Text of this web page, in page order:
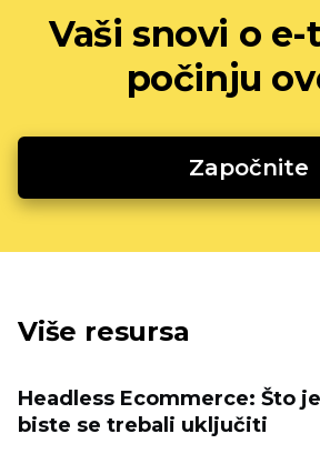
Vaši snovi o
počinju
Započnite
Više resursa
Headless Ecommerce: Što
biste se trebali uključiti